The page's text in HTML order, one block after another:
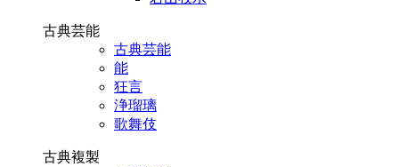
古典芸能
古典芸能
能
狂言
浄瑠璃
歌舞伎
古典複製